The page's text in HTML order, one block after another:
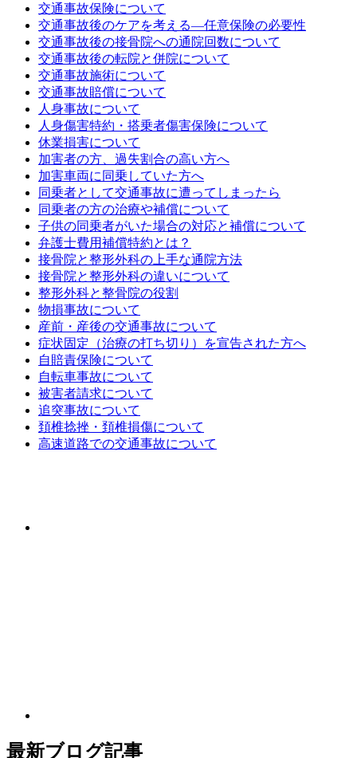
交通事故保険について
交通事故後のケアを考える—任意保険の必要性
交通事故後の接骨院への通院回数について
交通事故後の転院と併院について
交通事故施術について
交通事故賠償について
人身事故について
人身傷害特約・搭乗者傷害保険について
休業損害について
加害者の方、過失割合の高い方へ
加害車両に同乗していた方へ
同乗者として交通事故に遭ってしまったら
同乗者の方の治療や補償について
子供の同乗者がいた場合の対応と補償について
弁護士費用補償特約とは？
接骨院と整形外科の上手な通院方法
接骨院と整形外科の違いについて
整形外科と整骨院の役割
物損事故について
産前・産後の交通事故について
症状固定（治療の打ち切り）を宣告された方へ
自賠責保険について
自転車事故について
被害者請求について
追突事故について
頚椎捻挫・頚椎損傷について
高速道路での交通事故について
最新ブログ記事